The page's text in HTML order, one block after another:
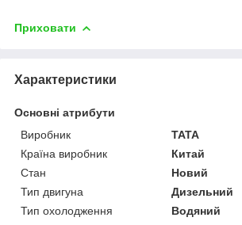
Приховати
Характеристики
Основні атрибути
Виробник
TATA
Країна виробник
Китай
Стан
Новий
Тип двигуна
Дизельний
Тип охолодження
Водяний